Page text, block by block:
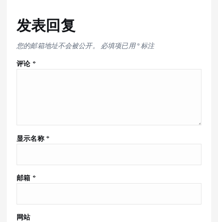
发表回复
您的邮箱地址不会被公开。 必填项已用*标注
评论 *
显示名称 *
邮箱 *
网站